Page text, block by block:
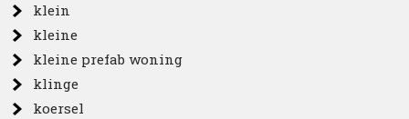
klein
kleine
kleine prefab woning
klinge
koersel